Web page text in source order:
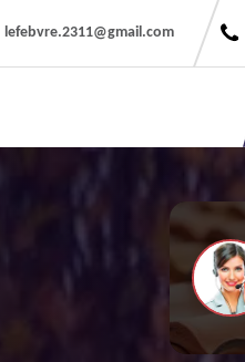
lefebvre.2311@gmail.com